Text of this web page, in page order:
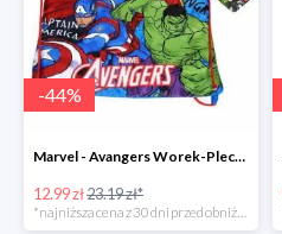
-44%
Marvel - Avangers Worek-Plecak
12.99 zł23.19 zł*
*najniższa cena z 30 dni przed obniżką